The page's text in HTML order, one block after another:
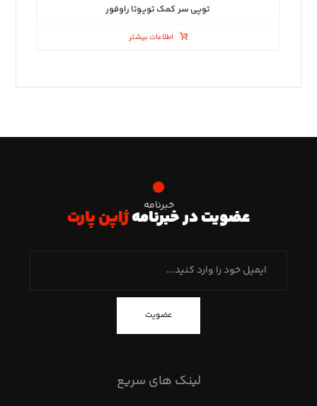
توپی سر کمک تویوتا راوفور
اطلاعات بیشتر
خبرنامه
عضویت در خبرنامهژاپن پارت
عضویت
لینک های سریع